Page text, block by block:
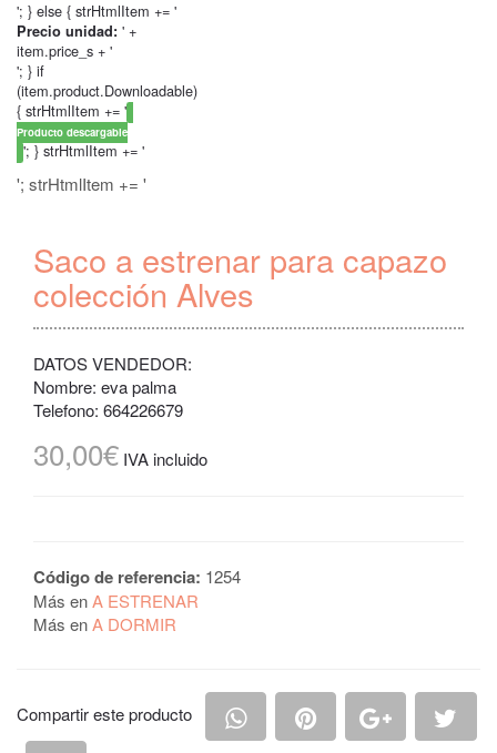
'; } else { strHtmlItem += '
Precio unidad: ' +
item.price_s + '
'; } if
(item.product.Downloadable)
{ strHtmlItem += '
Producto descargable
'; } strHtmlItem += '
'; strHtmlItem += '
Saco a estrenar para capazo
colección Alves
DATOS VENDEDOR:
Nombre: eva palma
Telefono: 664226679
30,00€ IVA incluido
Código de referencia: 1254
Más enA ESTRENAR
Más enA DORMIR
Compartir este producto Compartir en Whatsapp
Compartir en
Compartir